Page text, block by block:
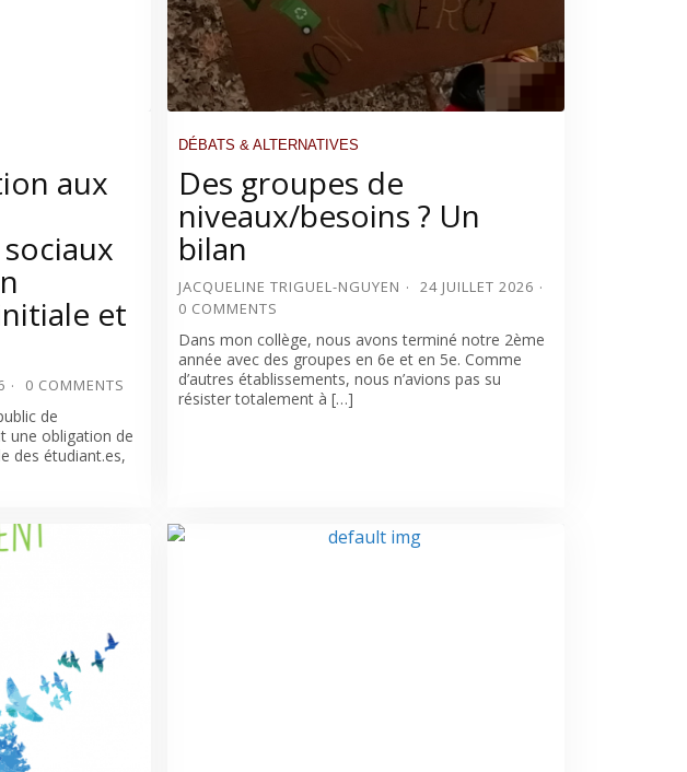
aux
et
0 COMMENTS
de
une obligation de
des étudiant.es,
DÉBATS & ALTERNATIVES
Des groupes de
niveaux/besoins ? Un
bilan
JACQUELINE TRIGUEL-NGUYEN
24 JUILLET 2026
0 COMMENTS
Dans mon collège, nous avons terminé notre 2ème
année avec des groupes en 6e et en 5e. Comme
d’autres établissements, nous n’avions pas su
résister totalement à […]